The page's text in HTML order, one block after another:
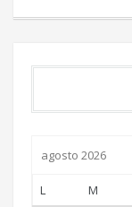
agosto 2026
L M